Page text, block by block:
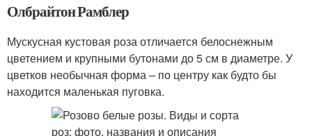
Олбрайтон Рамблер
Мускусная кустовая роза отличается белоснежным
цветением и крупными бутонами до 5 см в диаметре. У
цветков необычная форма – по центру как будто бы
находится маленькая пуговка.